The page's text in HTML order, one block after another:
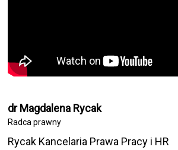
dr Magdalena Rycak
Radca prawny
Rycak Kancelaria Prawa Pracy i HR